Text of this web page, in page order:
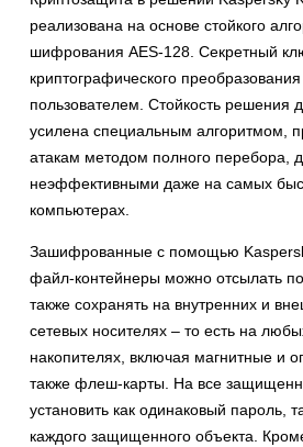
реализована на основе стойкого
шифрования AES-128. Секретный
криптографического
пользователем. Стойкость решения
усилена специальным алгоритмом,
атакам методом полного перебора,
неэффективными даже на самых
компьютерах.
Зашифрованные с помощью
файл-контейнеры можно отсылать
также сохранять на внутренних и
сетевых носителях – то есть на
накопителях, включая магнитные и
также флеш-карты. На все
установить как одинаковый пароль,
каждого защищенного объекта.